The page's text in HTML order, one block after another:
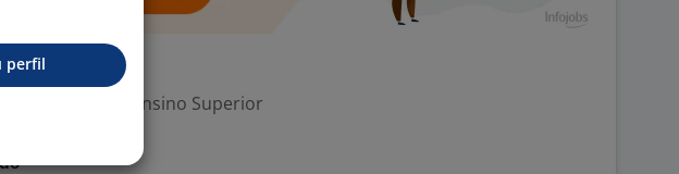
Mínima: Ensino Superior
perfil